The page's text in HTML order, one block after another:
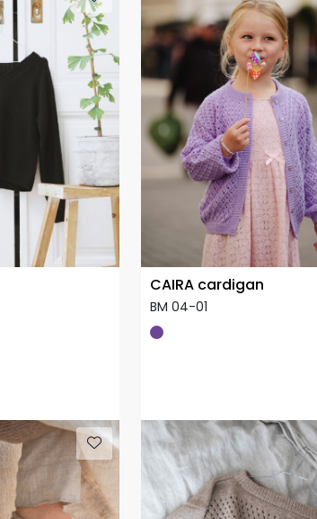
CAIRA cardigan
BM 04-01